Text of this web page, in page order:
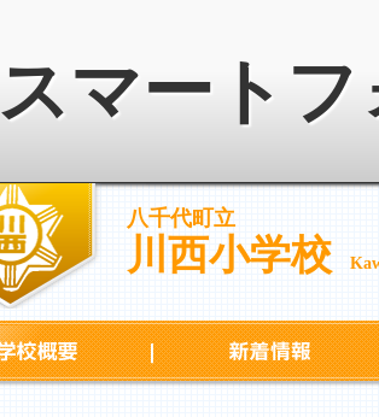
スマート
八千代町立
川西小学校
学校概要